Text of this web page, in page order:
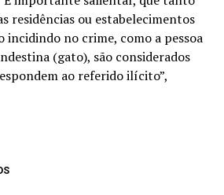
residências ou estabelecimentos
incidindo no crime, como a pessoa
(gato), são considerados
ao referido ilícito”,